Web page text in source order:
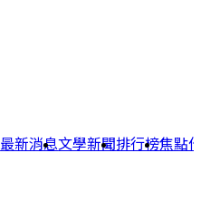
最新消息文學新聞排行榜焦點